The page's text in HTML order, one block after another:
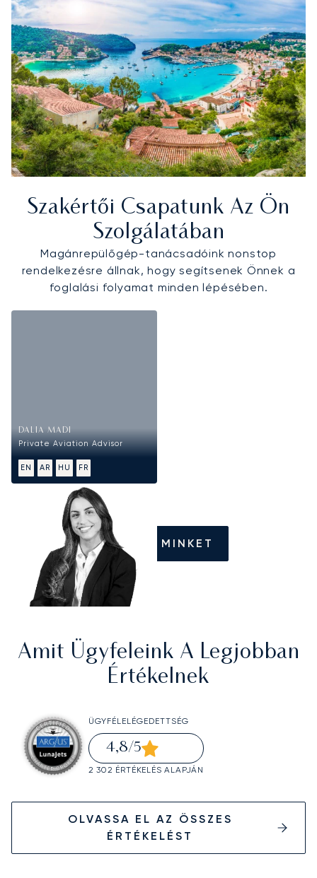
Szakértői Csapatunk Az Ön
Szolgálatában
Magánrepülőgép-tanácsadóink nonstop
rendelkezésre állnak, hogy segítsenek Önnek a
foglalási folyamat minden lépésében.
DALIA MADI
Private Aviation Advisor
EN AR HU FR
HÍVJON MINKET
Amit Ügyfeleink A Legjobban
Értékelnek
ÜGYFÉLELÉGEDETTSÉG
4,8/5
2 302 ÉRTÉKELÉS ALAPJÁN
OLVASSA EL AZ ÖSSZES
ÉRTÉKELÉST